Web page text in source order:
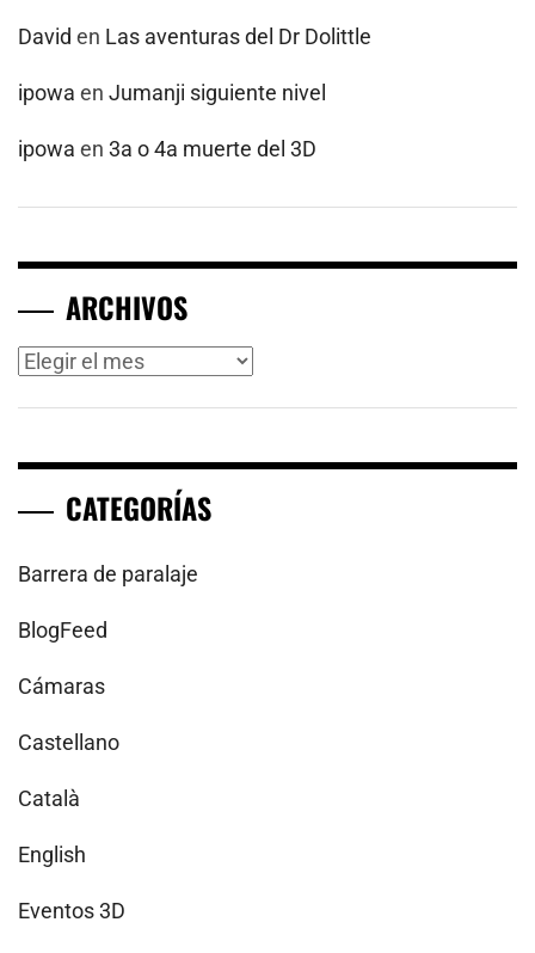
David en Las aventuras del Dr Dolittle
ipowa en Jumanji siguiente nivel
ipowa en 3a o 4a muerte del 3D
ARCHIVOS
Archivos
CATEGORÍAS
Barrera de paralaje
BlogFeed
Cámaras
Castellano
Català
English
Eventos 3D